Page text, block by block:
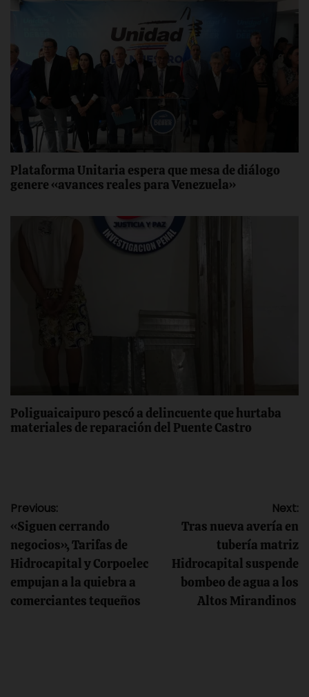
Plataforma Unitaria espera que mesa de diálogo
genere «avances reales para Venezuela»
Poliguaicaipuro pescó a delincuente que hurtaba
materiales de reparación del Puente Castro
Navegación
de
entradas
Previous:
«Siguen cerrando
negocios», Tarifas de
Hidrocapital y Corpoelec
empujan a la quiebra a
comerciantes tequeños
Next:
Tras nueva avería en
tubería matriz
Hidrocapital suspende
bombeo de agua a los
Altos Mirandinos